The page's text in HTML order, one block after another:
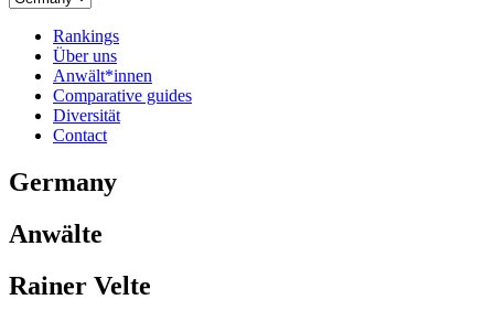
Rankings
Über uns
Anwält*innen
Comparative guides
Diversität
Contact
Germany
Anwälte
Rainer Velte